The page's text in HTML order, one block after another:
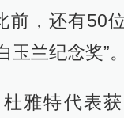
前，还有50
玉兰纪念奖”。
杜雅特代表